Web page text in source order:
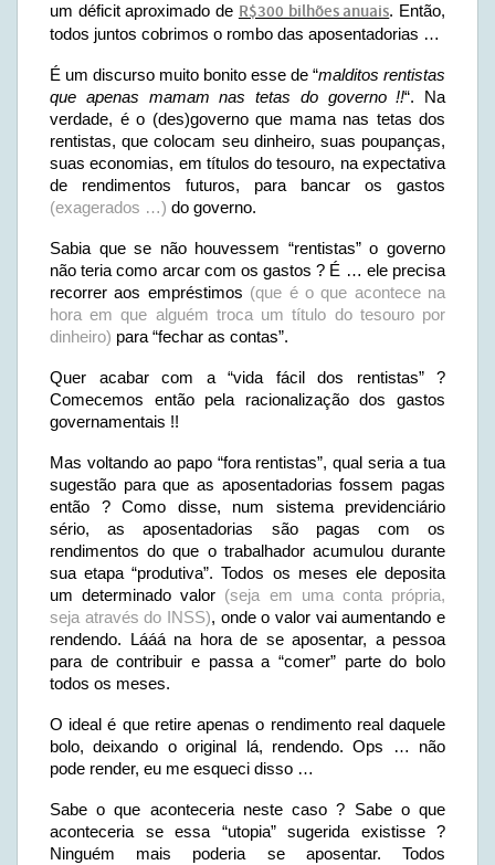
um déficit aproximado de R$300 bilhões anuais. Então,
todos juntos cobrimos o rombo das aposentadorias …
É um discurso muito bonito esse de “malditos rentistas
que apenas mamam nas tetas do governo !!“. Na
verdade, é o (des)governo que mama nas tetas dos
rentistas, que colocam seu dinheiro, suas poupanças,
suas economias, em títulos do tesouro, na expectativa
de rendimentos futuros, para bancar os gastos
(exagerados …) do governo.
Sabia que se não houvessem “rentistas” o governo
não teria como arcar com os gastos ? É … ele precisa
recorrer aos empréstimos (que é o que acontece na
hora em que alguém troca um título do tesouro por
dinheiro) para “fechar as contas”.
Quer acabar com a “vida fácil dos rentistas” ?
Comecemos então pela racionalização dos gastos
governamentais !!
Mas voltando ao papo “fora rentistas”, qual seria a tua
sugestão para que as aposentadorias fossem pagas
então ? Como disse, num sistema previdenciário
sério, as aposentadorias são pagas com os
rendimentos do que o trabalhador acumulou durante
sua etapa “produtiva”. Todos os meses ele deposita
um determinado valor (seja em uma conta própria,
seja através do INSS), onde o valor vai aumentando e
rendendo. Lááá na hora de se aposentar, a pessoa
para de contribuir e passa a “comer” parte do bolo
todos os meses.
O ideal é que retire apenas o rendimento real daquele
bolo, deixando o original lá, rendendo. Ops … não
pode render, eu me esqueci disso …
Sabe o que aconteceria neste caso ? Sabe o que
aconteceria se essa “utopia” sugerida existisse ?
Ninguém mais poderia se aposentar. Todos